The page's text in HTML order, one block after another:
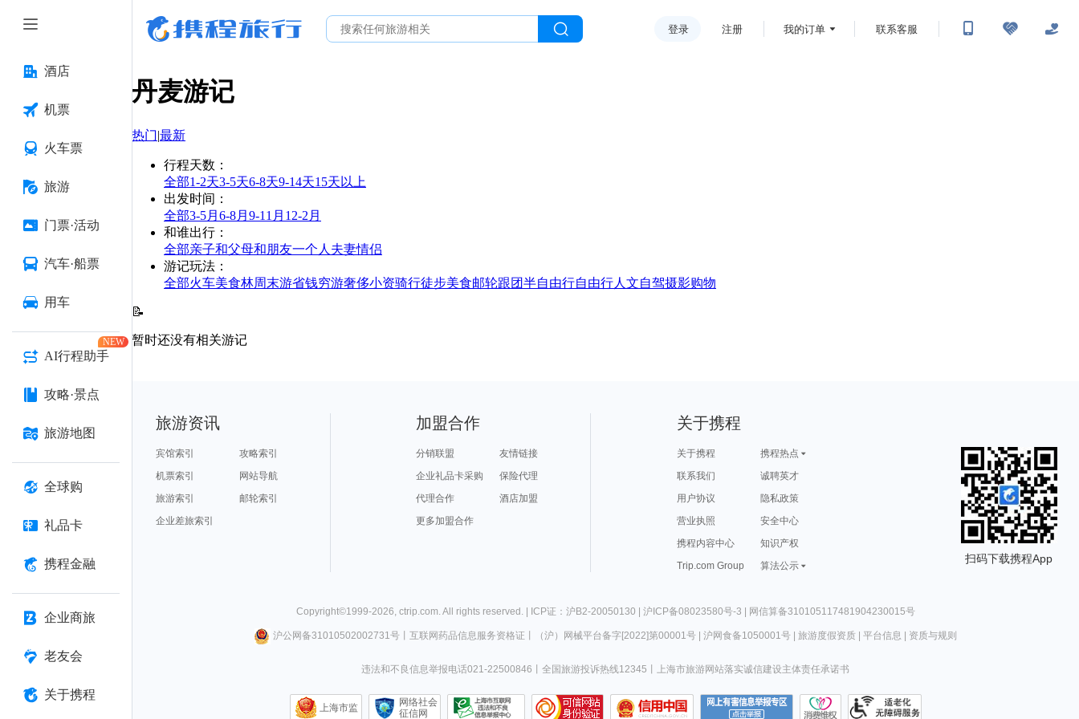
酒店
机票
火车票
旅游
门票·活动
汽车·船票
用车
AI行程助手
NEW
攻略·景点
旅游地图
全球购
礼品卡
携程金融
企业商旅
老友会
关于携程
登录 注册 我的订单 联系客服
丹麦游记
热门|最新
行程天数 ：
全部1-2天3-5天6-8天9-14天15天以上
出发时间 ：
全部3-5月 6-8月 9-11月 12-2月
和谁出行 ：
全部亲子和父母和朋友一个人 夫妻情侣
游记玩法 ：
全部火车美食林周末游省钱穷游奢侈小资骑行徒步美食邮轮跟团半自由行自由行人文自驾摄影购物
📝
暂时还没有相关游记
旅游资讯
宾馆索引
攻略索引
机票索引
网站导航
旅游索引
邮轮索引
企业差旅索引
加盟合作
分销联盟
友情链接
企业礼品卡采购
保险代理
代理合作
酒店加盟
更多加盟合作
关于携程
关于携程
携程热点
联系我们
诚聘英才
用户协议
隐私政策
营业执照
安全中心
携程内容中心
知识产权
Trip.com Group
算法公示
扫码下载携程App
Copyright©1999-2026, ctrip.com. All rights reserved. | ICP证：沪B2-20050130 | 沪ICP备08023580号-3 | 网信算备310105117481904230015号
沪公网备31010502002731号丨 互联网药品信息服务资格证 （沪）网械平台备字[2022]第00001号| 沪网食备1050001号| 旅游度假资质| 平台信息 资质与规则
违法和不良信息举报电话021-22500846 全国旅游投诉热线12345 上海市旅游网站落实诚信建设主体责任承诺书
上海市监
网络社会
征信网